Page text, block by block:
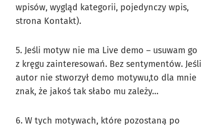
wpisów, wygląd kategorii, pojedynczy wpis,
strona Kontakt).
5. Jeśli motyw nie ma Live demo – usuwam go
z kręgu zainteresowań. Bez sentymentów. Jeśli
autor nie stworzył demo motywu,to dla mnie
znak, że jakoś tak słabo mu zależy…
6. W tych motywach, które pozostaną po